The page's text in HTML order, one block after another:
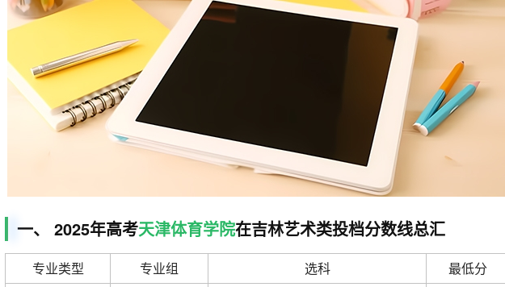
一、 2025年高考天津体育学院在吉林艺术类投档分数线总汇
专业类型 专业组 选科
最低分